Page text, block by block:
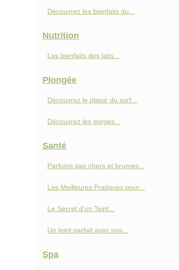
Découvrez les bienfaits du...
Nutrition
Les bienfaits des laits...
Plongée
Découvrez le plaisir du surf...
Découvrez les gorges...
Santé
Parfums pas chers et brumes...
Les Meilleures Pratiques pour...
Le Secret d'un Teint...
Un teint parfait avec nos...
Spa